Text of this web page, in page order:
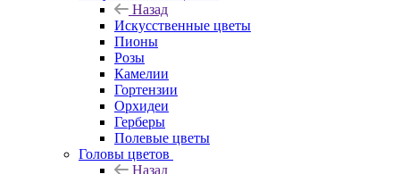
Назад
Искусственные цветы
Пионы
Розы
Камелии
Гортензии
Орхидеи
Герберы
Полевые цветы
Головы цветов
Назад